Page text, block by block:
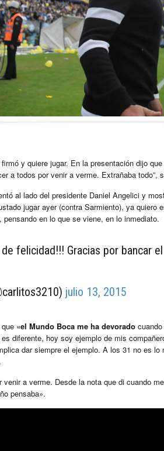
y quiere jugar. En la presentación dijo
a todos por venir a verme. Extrañaba todo”,
al lado del presidente Daniel Angelici y
jugar ayer (contra Sarmiento), ya quiero
en lo que se viene, en lo inmediato.
felicidad!!! Gracias por bancar
julio 13, 2015
«el Mundo Boca me ha devorado
diferente, hoy soy ejemplo de mis
dar siempre el ejemplo. A los 31 no es
venir a verme. Desde la nota que di cuando
pensaba».